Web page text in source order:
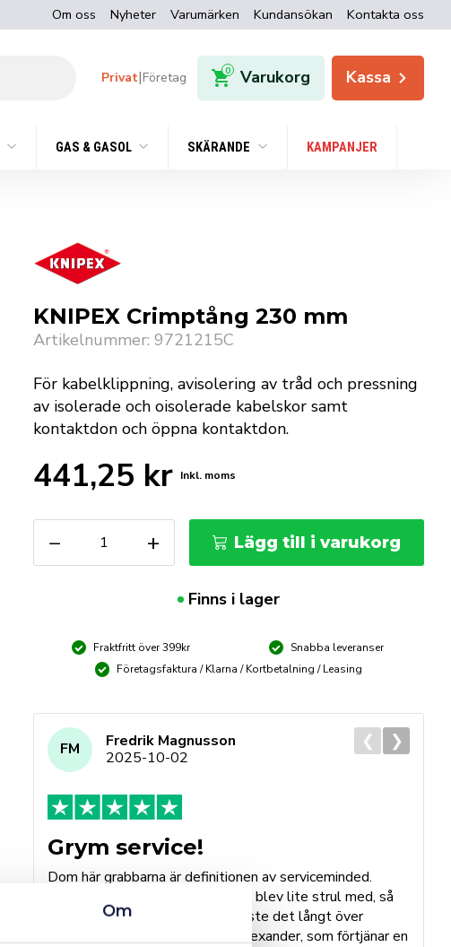
Om
Om oss Nyheter Varumärken Kundansökan Kontakta oss
Privat|Företag 0 Varukorg Kassa
GAS & GASOL SKÄRANDE KAMPANJER
KNIPEX Crimptång 230 mm
Artikelnummer: 9721215C
För kabelklippning, avisolering av tråd och pressning
av isolerade och oisolerade kabelskor samt
kontaktdon och öppna kontaktdon.
441,25 kr Inkl. moms
−
Crimptång
230
+ Lägg till i varukorg
Finns i lager
Fraktfritt över 399kr
Snabba leveranser
Företagsfaktura / Klarna / Kortbetalning / Leasing
FM
Fredrik Magnusson
2025-10-02
Grym service!
Dom här grabbarna är definitionen av serviceminded.
Trots en billigare order, som det blev lite strul med, så
agerade dom blixtsnabbt och löste det långt över
förväntan. Hade kontakt med Alexander, som förtjänar en
❮ ❯